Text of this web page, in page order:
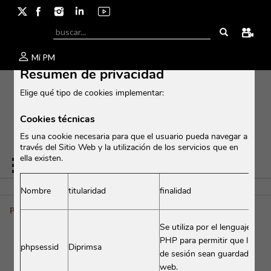
Mi PM
Pesus
Resumen de privacidad
Elige qué tipo de cookies implementar:
Cookies técnicas
Es una cookie necesaria para que el usuario pueda navegar a
través del Sitio Web y la utilización de los servicios que en
ella existen.
Nombre titularidad finalidad
phpsessid Diprimsa
Se utiliza por el lenguaje
PHP para permitir que las
de sesión sean guardadas
web.